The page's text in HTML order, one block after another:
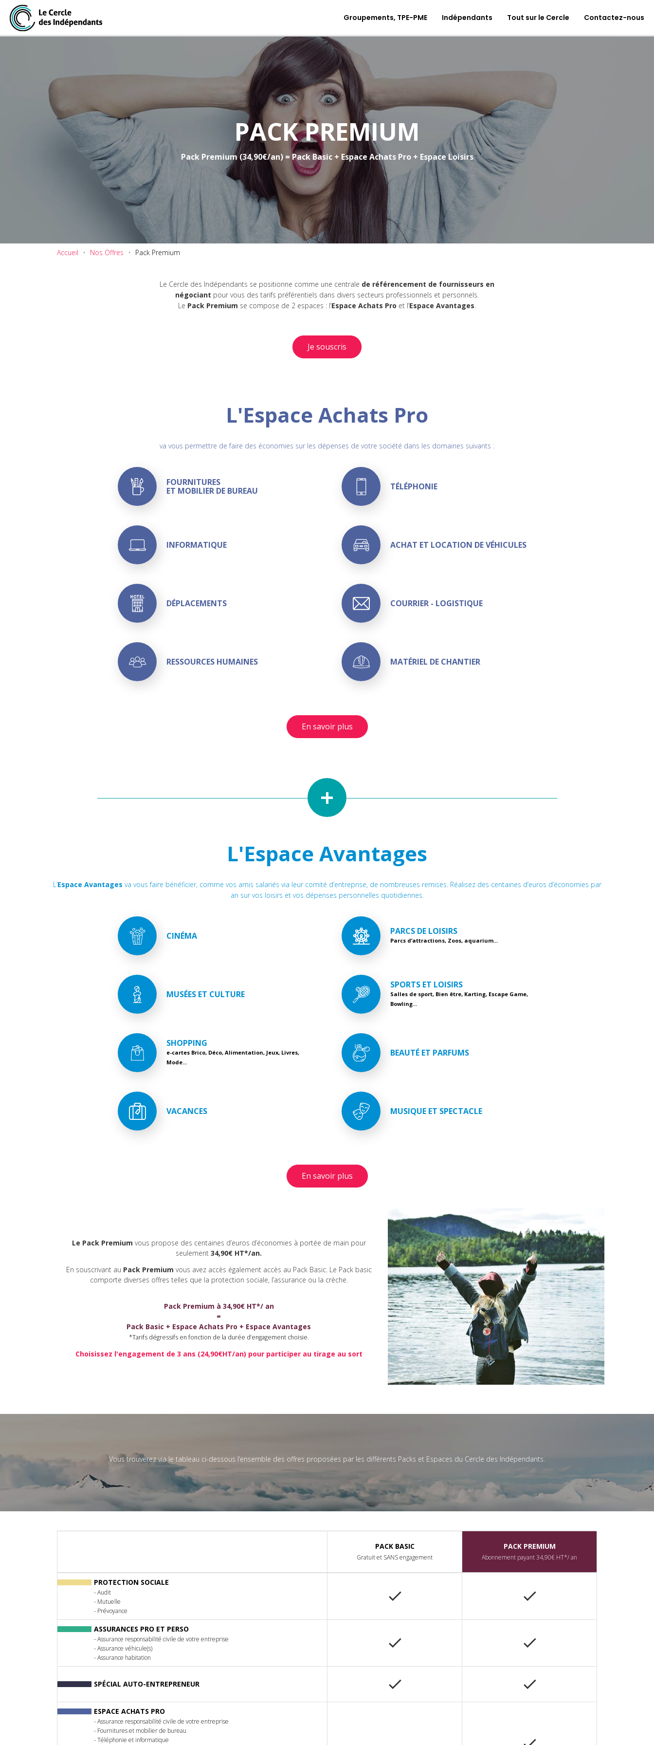
Pack Basic Pack Premium Connexion / Adhésion
Groupements, TPE-PME Indépendants Tout sur le Cercle Contactez-nous
PACK PREMIUM
Pack Premium (34,90€/an) = Pack Basic + Espace Achats Pro + Espace Loisirs
Accueil Nos Offres Pack Premium
Le Cercle des Indépendants se positionne comme une centrale de référencement de fournisseurs en
négociant pour vous des tarifs préférentiels dans divers secteurs professionnels et personnels.
Le Pack Premium se compose de 2 espaces : l’Espace Achats Pro et l’Espace Avantages.
Je souscris
L'Espace Achats Pro
va vous permettre de faire des économies sur les dépenses de votre société dans les domaines suivants :
FOURNITURES
ET MOBILIER DE BUREAU
TÉLÉPHONIE
INFORMATIQUE ACHAT ET LOCATION DE VÉHICULES
DÉPLACEMENTS COURRIER - LOGISTIQUE
RESSOURCES HUMAINES MATÉRIEL DE CHANTIER
En savoir plus
+
L'Espace Avantages
L’Espace Avantages va vous faire bénéficier, comme vos amis salariés via leur comité d’entreprise, de nombreuses remises. Réalisez des centaines d’euros d’économies par
an sur vos loisirs et vos dépenses personnelles quotidiennes.
CINÉMA PARCS DE LOISIRS
Parcs d’attractions, Zoos, aquarium...
MUSÉES ET CULTURE
SPORTS ET LOISIRS
Salles de sport, Bien être, Karting, Escape Game,
Bowling...
SHOPPING
e-cartes Brico, Déco, Alimentation, Jeux, Livres,
Mode...
BEAUTÉ ET PARFUMS
VACANCES MUSIQUE ET SPECTACLE
En savoir plus
Le Pack Premium vous propose des centaines d’euros d’économies à portée de main pour
seulement 34,90€ HT*/an.
En souscrivant au Pack Premium vous avez accès également accès au Pack Basic. Le Pack basic
comporte diverses offres telles que la protection sociale, l’assurance ou la crèche.
Pack Premium à 34,90€ HT*/ an
=
Pack Basic + Espace Achats Pro + Espace Avantages
*Tarifs dégressifs en fonction de la durée d’engagement choisie.
Choisissez l'engagement de 3 ans (24,90€HT/an) pour participer au tirage au sort
Vous trouverez via le tableau ci-dessous l’ensemble des offres proposées par les différents Packs et Espaces du Cercle des Indépendants.
PACK BASIC
Gratuit et SANS engagement
PACK PREMIUM
Abonnement payant 34,90€ HT*/ an
PROTECTION SOCIALE
-Audit
- Mutuelle
- Prévoyance
ASSURANCES PRO ET PERSO
-Assurance responsabilité civile de votre entreprise
-Assurance véhicule(s)
-Assurance habitation
SPÉCIAL AUTO-ENTREPRENEUR
ESPACE ACHATS PRO
- Assurance responsabilité civile de votre entreprise
- Fournitures et mobilier de bureau
- Téléphonie et informatique